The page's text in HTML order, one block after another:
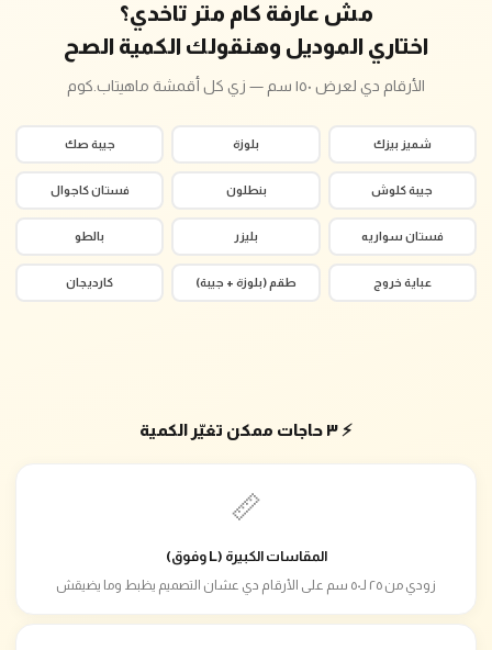
مش عارفة كام متر تاخدي؟
اختاري الموديل وهنقولك الكمية الصح
الأرقام دي لعرض ١٥٠ سم — زي كل أقمشة ماهيتاب.كوم
شميز بيزك بلوزة جيبة صك
جيبة كلوش بنطلون فستان كاجوال
فستان سواريه بليزر بالطو
عباية خروج طقم (بلوزة + جيبة) كارديجان
⚡ ٣ حاجات ممكن تغيّر الكمية
📏
المقاسات الكبيرة (L وفوق)
زودي من ٢٥ لـ٥٠ سم على الأرقام دي عشان التصميم يظبط وما يضيقش